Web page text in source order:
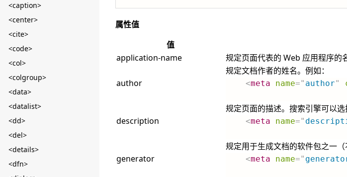
<caption>
<center>
<cite>
<code>
<col>
<colgroup>
<data>
<datalist>
<dd>
<del>
<details>
<dfn>
属性值
值
application-name
规定页面代表的 Web 应用程序的
author
规定文档作者的姓名。例如：
<meta name=" author"
description
规定页面的描述。搜索引擎可以选
<meta name="
generator
规定用于生成文档的软件包之一（
<meta name="